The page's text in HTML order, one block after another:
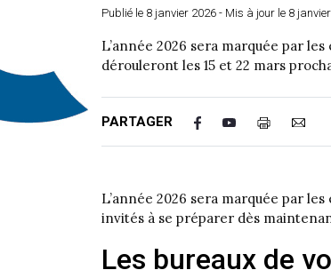
Publié le 8 janvier 2026 - Mis à jour le 8
L’année 2026 sera marquée par
dérouleront les 15 et 22 mars
PARTAGER
L’année 2026 sera marquée par
invités à se préparer dès
Les bureaux de